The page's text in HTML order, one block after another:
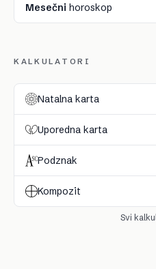
Mesečni horoskop
KALKULATORI
Natalna karta
Uporedna karta
Podznak
Kompozit
Svi